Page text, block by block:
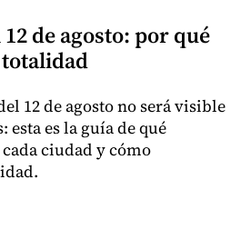
de agosto: por qué
totalidad
12 de agosto no será visible
esta es la guía de qué
ciudad y cómo